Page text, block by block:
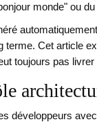
monde" ou
terme. Cet article
toujours pas
développeurs